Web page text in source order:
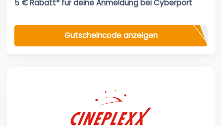
5 € Rabatt* für deine Anmeldung bei Cyberport
Gutscheincode anzeigen